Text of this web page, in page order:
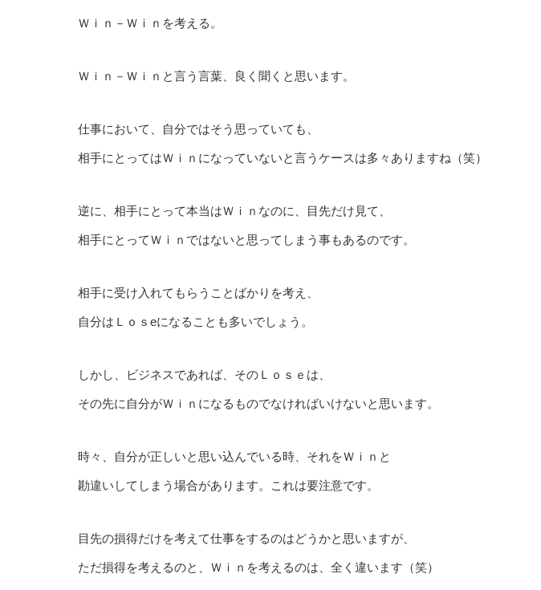
Ｗｉｎ－Ｗｉｎを考える。
Ｗｉｎ－Ｗｉｎと言う言葉、良く聞くと思います。
仕事において、自分ではそう思っていても、
相手にとってはＷｉｎになっていないと言うケースは多々ありますね（笑）
逆に、相手にとって本当はＷｉｎなのに、目先だけ見て、
相手にとってＷｉｎではないと思ってしまう事もあるのです。
相手に受け入れてもらうことばかりを考え、
自分はＬｏｓeになることも多いでしょう。
しかし、ビジネスであれば、そのＬｏｓｅは、
その先に自分がＷｉｎになるものでなければいけないと思います。
時々、自分が正しいと思い込んでいる時、それをＷｉｎと
勘違いしてしまう場合があります。これは要注意です。
目先の損得だけを考えて仕事をするのはどうかと思いますが、
ただ損得を考えるのと、Ｗｉｎを考えるのは、全く違います（笑）